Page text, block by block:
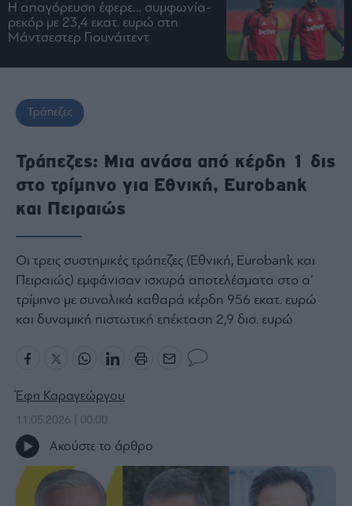
Ειδήσεις
Οικονομία
Business
Ναυτιλία
Ενέργεια
Πολιτική
Πολιτισμός
Κοινωνία
Law
Bloomberg
Financial
Times
The
Wiseman
Room
301
My
Story
Η απαγόρευση έφερε… συμφωνία-
ρεκόρ με 23,4 εκατ. ευρώ στη
Μάντσεστερ Γιουνάιτεντ
Τράπεζες
Τράπεζες: Μια ανάσα από κέρδη 1 δις
στο τρίμηνο για Εθνική, Eurobank
και Πειραιώς
Οι τρεις συστημικές τράπεζες (Εθνική, Eurobank και
Πειραιώς) εμφάνισαν ισχυρά αποτελέσματα στο α’
τρίμηνο με συνολικά καθαρά κέρδη 956 εκατ. ευρώ
και δυναμική πιστωτική επέκταση 2,9 δισ. ευρώ
Έφη Καραγεώργου
11.05.2026 | 00:00
Ακούστε το άρθρο